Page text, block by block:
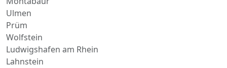
Prüm
Wolfstein
Ludwigshafen am Rhein
Lahnstein
Ramstein-Miesenbach